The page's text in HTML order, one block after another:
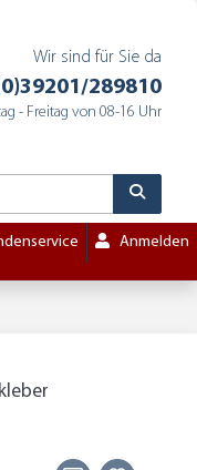
Wir sind für Sie da
289810
- Freitag von 08-16 Uhr
Anmelden